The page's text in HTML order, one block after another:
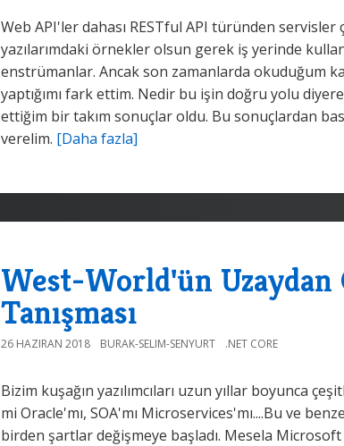
Web API'ler dahası RESTful API türünden
yazılarımdaki örnekler olsun gerek iş yerinde
enstrümanlar. Ancak son zamanlarda okuduğum
yaptığımı fark ettim. Nedir bu işin doğru yolu
ettiğim bir takım sonuçlar oldu. Bu sonuçlardan
verelim. [Daha fazla]
West-World'ün Uzaydan
Tanışması
26 HAZIRAN 2018 BURAK-SELIM-SENYURT .NET CORE
Bizim kuşağın yazılımcıları uzun yıllar boyunca
mi Oracle'mı, SOA'mı Microservices'mı....Bu ve
birden şartlar değişmeye başladı. Mesela Microsoft